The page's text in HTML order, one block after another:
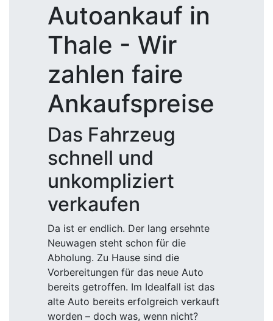
Autoankauf in
Thale - Wir
zahlen faire
Ankaufspreise
Das Fahrzeug
schnell und
unkompliziert
verkaufen
Da ist er endlich. Der lang ersehnte
Neuwagen steht schon für die
Abholung. Zu Hause sind die
Vorbereitungen für das neue Auto
bereits getroffen. Im Idealfall ist das
alte Auto bereits erfolgreich verkauft
worden – doch was, wenn nicht?